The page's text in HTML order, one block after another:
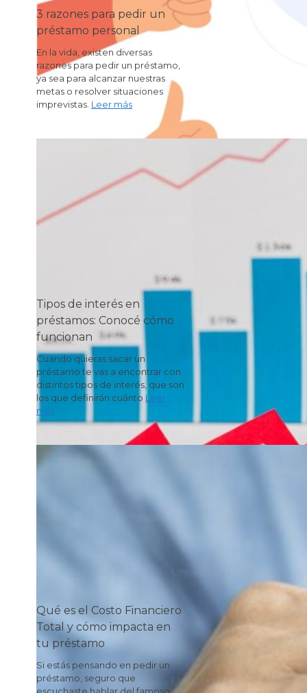
3 razones para pedir un
préstamo personal
En la vida, existen diversas
razones para pedir un préstamo,
ya sea para alcanzar nuestras
metas o resolver situaciones
imprevistas. Leer más
Tipos de interés en
préstamos: Conocé cómo
funcionan
Cuando quieras sacar un
préstamo te vas a encontrar con
distintos tipos de interés, que son
los que definirán cuánto Leer
más
Qué es el Costo Financiero
Total y cómo impacta en
tu préstamo
Si estás pensando en pedir un
préstamo, seguro que